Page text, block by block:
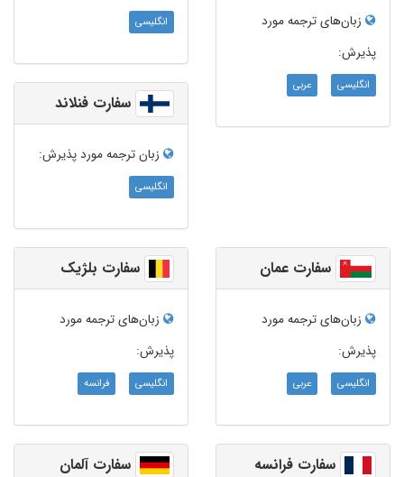
زبان‌های ترجمه مورد
پذیرش:
انگلیسی عربی
انگلیسی
سفارت فنلاند
زبان ترجمه‌ مورد پذیرش:
انگلیسی
سفارت عمان
زبان‌های ترجمه مورد
پذیرش:
انگلیسی عربی
سفارت بلژیک
زبان‌های ترجمه مورد
پذیرش:
انگلیسی فرانسه
سفارت فرانسه سفارت آلمان